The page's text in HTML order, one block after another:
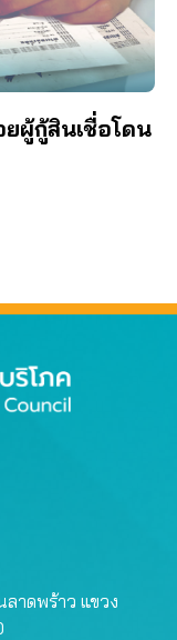
ยผู้กู้สินเชื่อโดน
ลาดพร้าว แขวง